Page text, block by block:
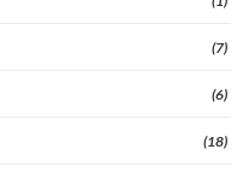
(7)
(6)
(18)